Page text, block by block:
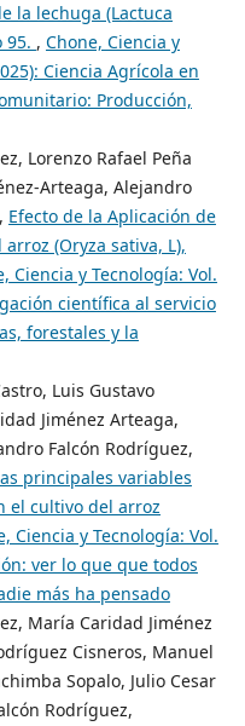
la lechuga (Lactuca
95. , Chone, Ciencia y
Ciencia Agrícola en
Producción,
Lorenzo Rafael Peña
Arteaga, Alejandro
Efecto de la Aplicación de
(Oryza sativa, L),
Ciencia y Tecnología: Vol.
científica al servicio
forestales y la
Luis Gustavo
Jiménez Arteaga,
Falcón Rodríguez,
principales variables
el cultivo del arroz
Ciencia y Tecnología: Vol.
ver lo que que todos
más ha pensado
María Caridad Jiménez
Cisneros, Manuel
Sopalo, Julio Cesar
Rodríguez,